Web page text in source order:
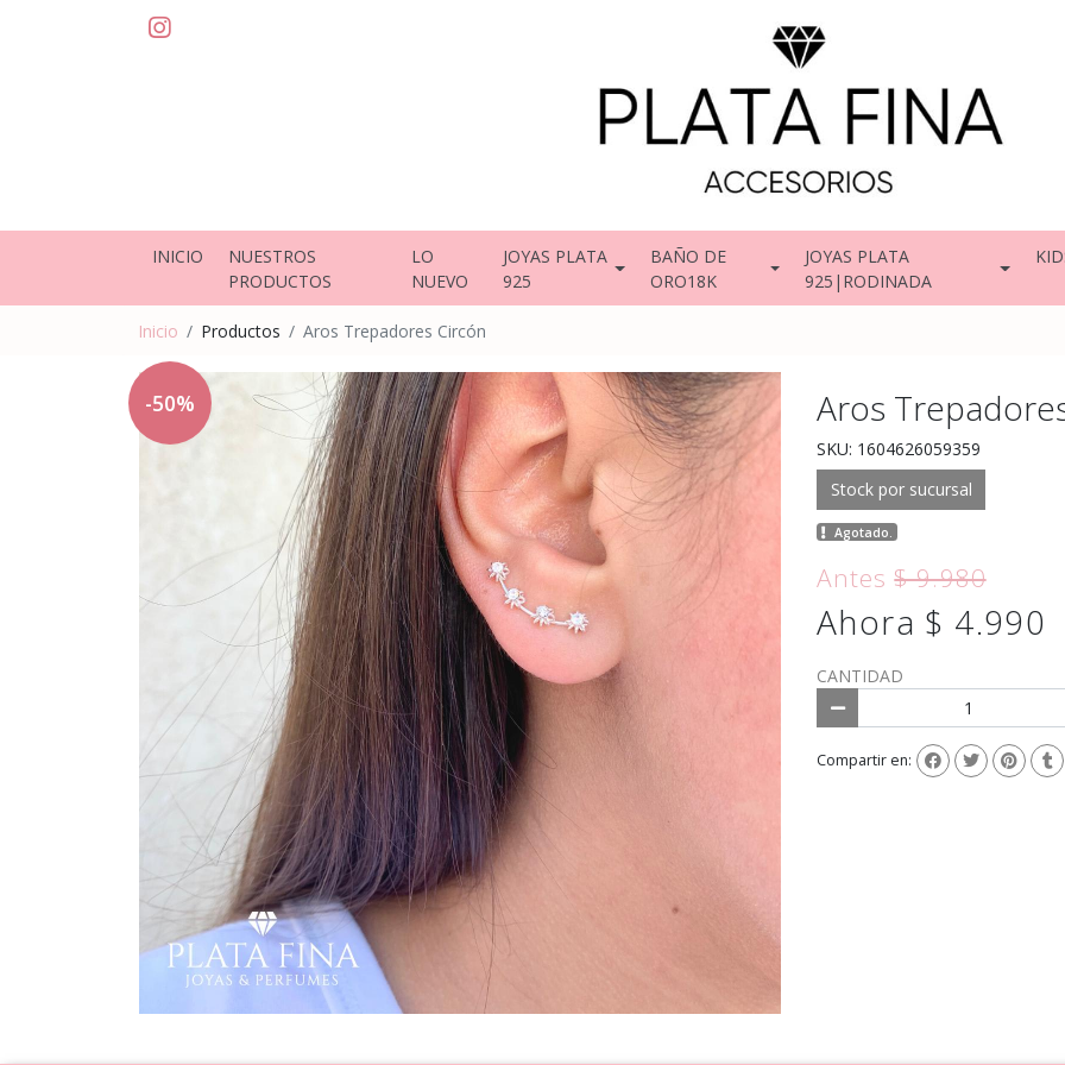
INICIO
NUESTROS
PRODUCTOS
LO
NUEVO
JOYAS PLATA
925
BAÑO DE
ORO18K
JOYAS PLATA
925|RODINADA
Inicio Productos Aros Trepadores Circón
-50% Aros
SKU: 1604626059359
Stock por sucursal
Agotado.
Antes$ 9.980
Ahora $ 4.990
CANTIDAD
Compartir en: